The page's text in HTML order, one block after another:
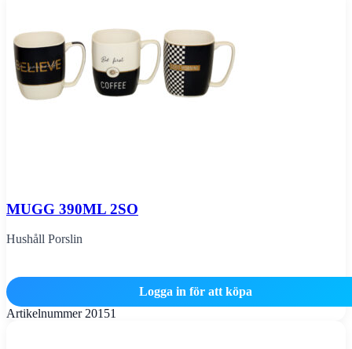
MUGG 390ML 2SO
Hushåll Porslin
Logga in för att köpa
Artikelnummer 20151